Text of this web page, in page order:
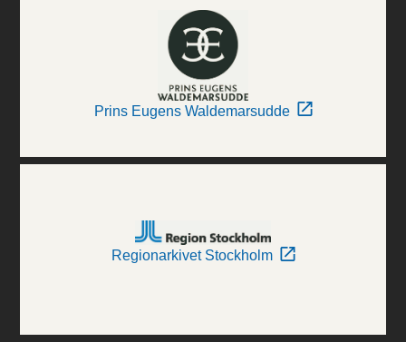
Prins Eugens Waldemarsudde
Regionarkivet Stockholm